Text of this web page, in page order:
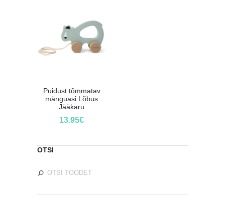
Puidust tõmmatav
mänguasi Lõbus
Jääkaru
13.95€
OTSI